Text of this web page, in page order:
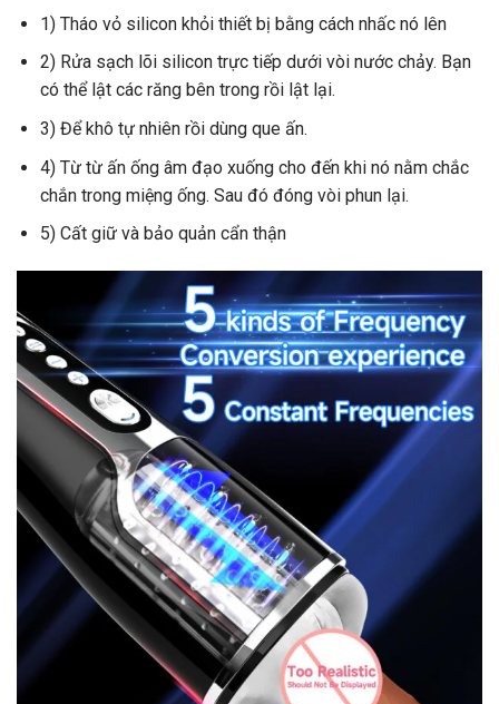
1) Tháo vỏ silicon khỏi thiết bị bằng cách nhấc nó lên
2) Rửa sạch lõi silicon trực tiếp dưới vòi nước chảy. Bạn
có thể lật các răng bên trong rồi lật lại.
3) Để khô tự nhiên rồi dùng que ấn.
4) Từ từ ấn ống âm đạo xuống cho đến khi nó nằm chắc
chắn trong miệng ống. Sau đó đóng vòi phun lại.
5) Cất giữ và bảo quản cẩn thận